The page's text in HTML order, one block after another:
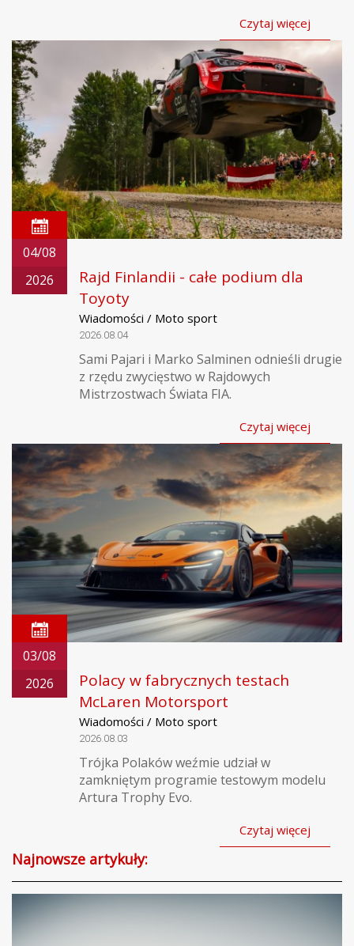
Czytaj więcej
04/08
2026
Rajd Finlandii - całe podium dla
Toyoty
Wiadomości / Moto sport
2026.08.04
Sami Pajari i Marko Salminen odnieśli drugie
z rzędu zwycięstwo w Rajdowych
Mistrzostwach Świata FIA.
Czytaj więcej
03/08
2026
Polacy w fabrycznych testach
McLaren Motorsport
Wiadomości / Moto sport
2026.08.03
Trójka Polaków weźmie udział w
zamkniętym programie testowym modelu
Artura Trophy Evo.
Czytaj więcej
Najnowsze artykuły: